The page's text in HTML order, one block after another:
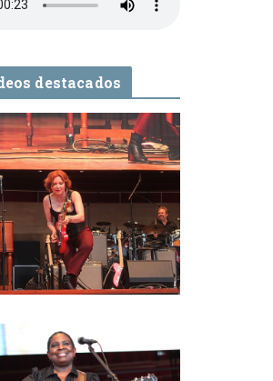
destacados